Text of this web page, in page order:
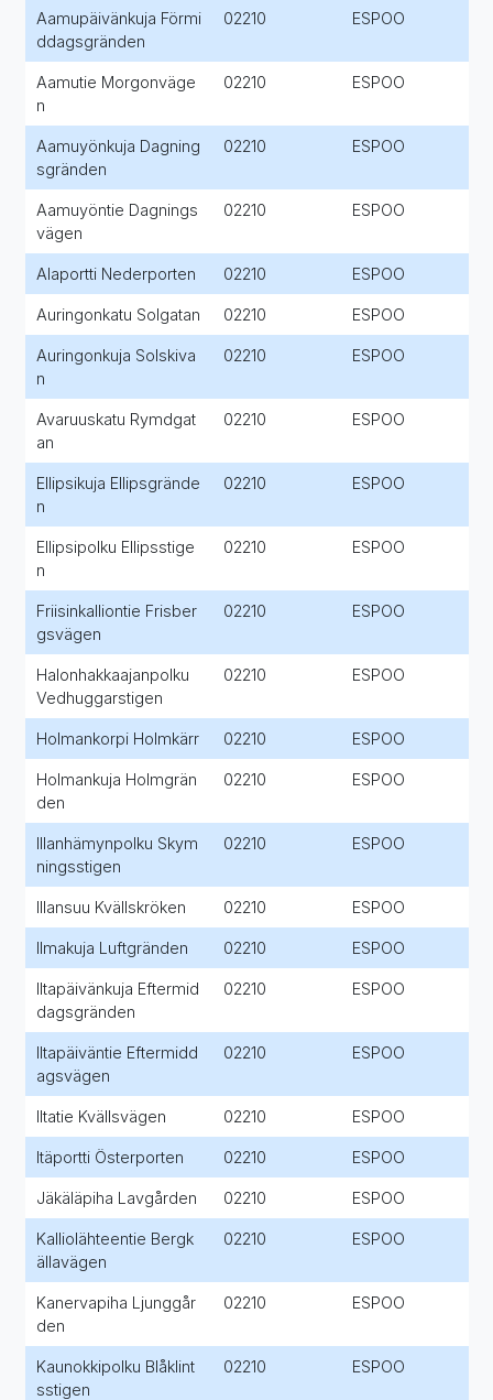
Aamupäivänkuja Förmi
ddagsgränden
02210 ESPOO
Aamutie Morgonväge
n
02210 ESPOO
Aamuyönkuja Dagning
sgränden
02210 ESPOO
Aamuyöntie Dagnings
vägen
02210 ESPOO
Alaportti Nederporten 02210 ESPOO
Auringonkatu Solgatan 02210 ESPOO
Auringonkuja Solskiva
n
02210 ESPOO
Avaruuskatu Rymdgat
an
02210 ESPOO
Ellipsikuja Ellipsgrände
n
02210 ESPOO
Ellipsipolku Ellipsstige
n
02210 ESPOO
Friisinkalliontie Frisber
gsvägen
02210 ESPOO
Halonhakkaajanpolku
Vedhuggarstigen
02210 ESPOO
Holmankorpi Holmkärr 02210 ESPOO
Holmankuja Holmgrän
den
02210 ESPOO
Illanhämynpolku Skym
ningsstigen
02210 ESPOO
Illansuu Kvällskröken 02210 ESPOO
Ilmakuja Luftgränden 02210 ESPOO
Iltapäivänkuja Eftermid
dagsgränden
02210 ESPOO
Iltapäiväntie Eftermidd
agsvägen
02210 ESPOO
Iltatie Kvällsvägen 02210 ESPOO
Itäportti Österporten 02210 ESPOO
Jäkäläpiha Lavgården 02210 ESPOO
Kalliolähteentie Bergk
ällavägen
02210 ESPOO
Kanervapiha Ljunggår
den
02210 ESPOO
Kaunokkipolku Blåklint
sstigen
02210 ESPOO